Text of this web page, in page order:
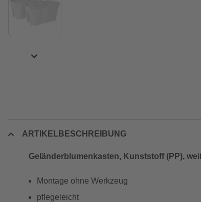
ARTIKELBESCHREIBUNG
Geländerblumenkasten, Kunststoff (PP),
Montage ohne Werkzeug
pflegeleicht